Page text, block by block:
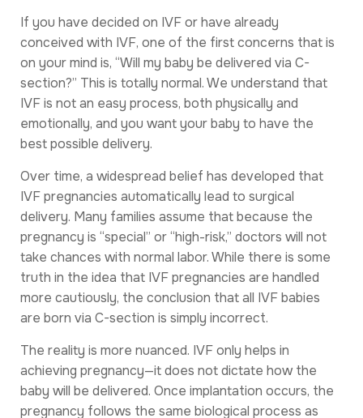
If you have decided on IVF or have already
conceived with IVF, one of the first concerns that is
on your mind is, “Will my baby be delivered via C-
section?” This is totally normal. We understand that
IVF is not an easy process, both physically and
emotionally, and you want your baby to have the
best possible delivery.
Over time, a widespread belief has developed that
IVF pregnancies automatically lead to surgical
delivery. Many families assume that because the
pregnancy is “special” or “high-risk,” doctors will not
take chances with normal labor. While there is some
truth in the idea that IVF pregnancies are handled
more cautiously, the conclusion that all IVF babies
are born via C-section is simply incorrect.
The reality is more nuanced. IVF only helps in
achieving pregnancy—it does not dictate how the
baby will be delivered. Once implantation occurs, the
pregnancy follows the same biological process as